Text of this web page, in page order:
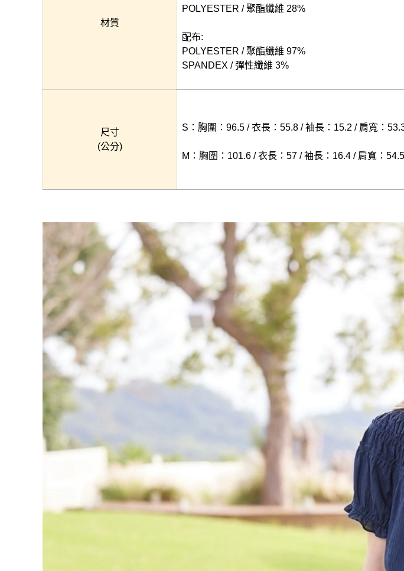
材質
POLYESTER / 聚酯纖維 28%
配布:
POLYESTER / 聚酯纖維 97%
SPANDEX / 彈性纖維 3%
尺寸
(公分)
S：胸圍：96.5 / 衣長：55.8 / 袖長：15.2 / 肩寬：
M：胸圍：101.6 / 衣長：57 / 袖長：16.4 / 肩寬：